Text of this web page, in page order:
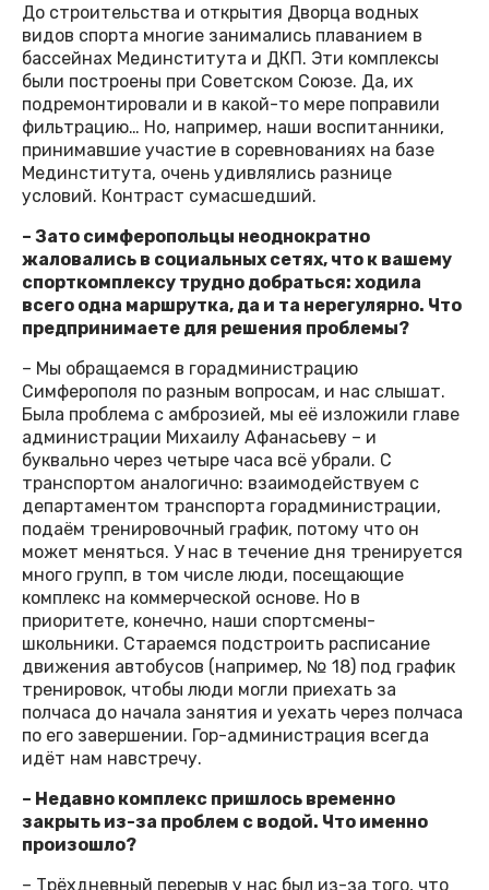
До строительства и открытия Дворца водных
видов спорта многие занимались плаванием в
бассейнах Мединститута и ДКП. Эти комплексы
были построены при Советском Союзе. Да, их
подремонтировали и в какой-то мере поправили
фильтрацию… Но, например, наши воспитанники,
принимавшие участие в соревнованиях на базе
Мединститута, очень удивлялись разнице
условий. Контраст сумасшедший.
– Зато симферопольцы неоднократно
жаловались в социальных сетях, что к вашему
спорткомплексу трудно добраться: ходила
всего одна маршрутка, да и та нерегулярно. Что
предпринимаете для решения проблемы?
– Мы обращаемся в горадминистрацию
Симферополя по разным вопросам, и нас слышат.
Была проблема с амброзией, мы её изложили главе
администрации Михаилу Афанасьеву – и
буквально через четыре часа всё убрали. С
транспортом аналогично: взаимодействуем с
департаментом транспорта горадминистрации,
подаём тренировочный график, потому что он
может меняться. У нас в течение дня тренируется
много групп, в том числе люди, посещающие
комплекс на коммерческой основе. Но в
приоритете, конечно, наши спортсмены-
школьники. Стараемся подстроить расписание
движения автобусов (например, № 18) под график
тренировок, чтобы люди могли приехать за
полчаса до начала занятия и уехать через полчаса
по его завершении. Гор-администрация всегда
идёт нам навстречу.
– Недавно комплекс пришлось временно
закрыть из-за проблем с водой. Что именно
произошло?
– Трёхдневный перерыв у нас был из-за того, что